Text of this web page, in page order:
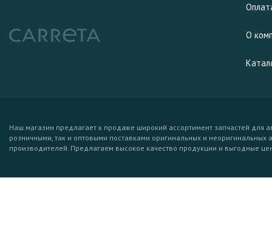
О
Наш магазин предлагает к продаже широкий ассортимент запчастей для
розничными, так и оптовыми поставками оригинальных и неоригинальных
производителей. Предлагаем высокое качество продукции и выгодные